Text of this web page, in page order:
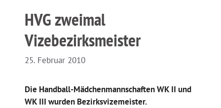
HVG zweimal
Vizebezirksmeister
25. Februar 2010
Die Handball-Mädchenmannschaften WK II und
WK III wurden Bezirksvizemeister.